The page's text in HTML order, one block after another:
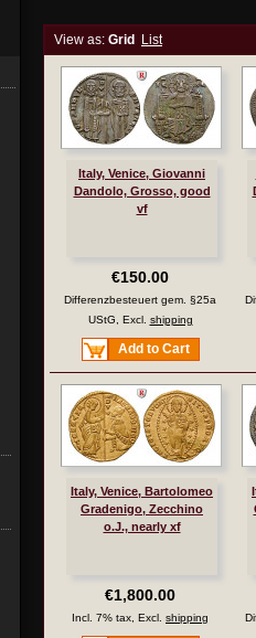
View as: Grid List
Italy, Venice, Giovanni
Dandolo, Grosso, good
vf
€150.00
Differenzbesteuert gem. §25a
UStG, Excl. shipping
Add to Cart
Italy, Venice, Bartolomeo
Gradenigo, Zecchino
o.J., nearly xf
€1,800.00
Incl. 7% tax, Excl. shipping